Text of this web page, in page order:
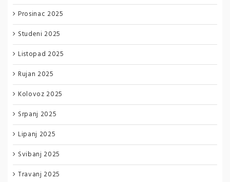
Prosinac 2025
Studeni 2025
Listopad 2025
Rujan 2025
Kolovoz 2025
Srpanj 2025
Lipanj 2025
Svibanj 2025
Travanj 2025